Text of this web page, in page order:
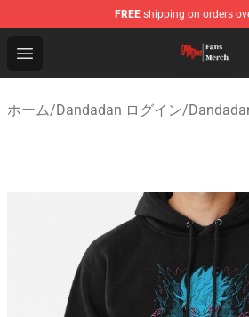
FREE shipping on orders
Open menu
Dandadan Shop - Official
ホーム/Dandadan ログイン/